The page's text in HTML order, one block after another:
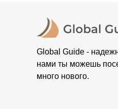
Global Guide -
нами ты можешь
много нового.